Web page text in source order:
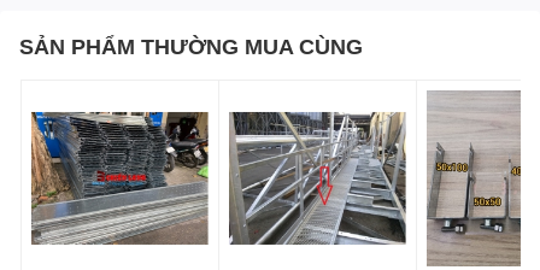
SẢN PHẨM THƯỜNG MUA CÙNG